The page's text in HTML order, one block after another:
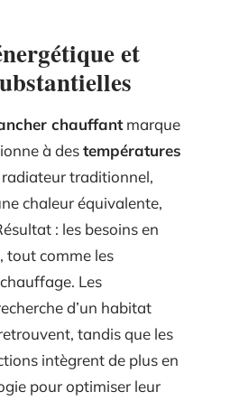
et
chauffantmarque
à destempératures
radiateur traditionnel,
chaleur équivalente,
: les besoins en
tout comme les
Les
d’un habitat
tandis que les
intègrent de plus en
pour optimiser leur